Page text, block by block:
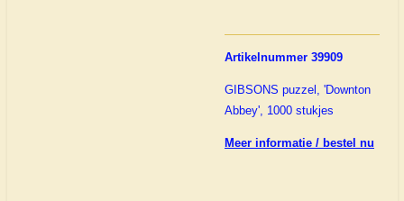
Artikelnummer 39909
GIBSONS puzzel, 'Downton
Abbey', 1000 stukjes
Meer informatie / bestel nu